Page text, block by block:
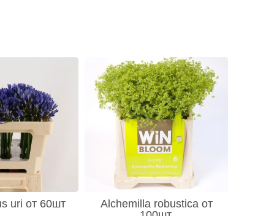
uri от 60шт
Alchemilla robustica от